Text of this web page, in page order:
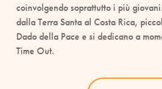
coinvolgendo soprattutto i più
dalla Terra Santa al Costa Rica,
Dado della Pace e si dedicano a
Time Out.